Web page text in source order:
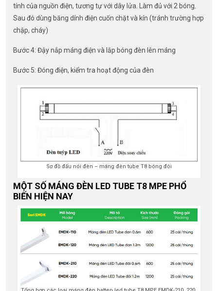
tính của nguồn điện, tương tự với dây lửa. Làm đủ với 2 bóng.
Sau đó dùng băng dính điện cuốn chặt và kín (tránh trường hợp
chập, cháy)
Bước 4: Đậy nắp máng điện và lắp bóng đèn lên máng
Bước 5: Đóng điện, kiểm tra hoạt động của đèn
Sơ đồ đấu nói đèn – máng đèn tube T8 bóng đôi
MỘT SỐ MÁNG ĐÈN LED TUBE T8 MPE PHỔ
BIẾN HIỆN NAY